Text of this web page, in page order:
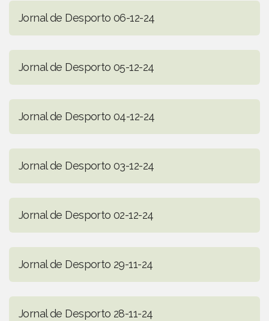
Jornal de Desporto 06-12-24
Jornal de Desporto 05-12-24
Jornal de Desporto 04-12-24
Jornal de Desporto 03-12-24
Jornal de Desporto 02-12-24
Jornal de Desporto 29-11-24
Jornal de Desporto 28-11-24